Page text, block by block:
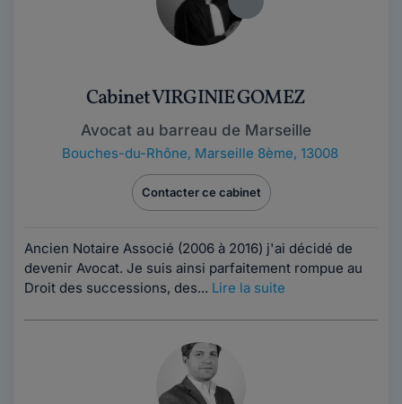
Cabinet VIRGINIE GOMEZ
Avocat au barreau de Marseille
Bouches-du-Rhône, Marseille 8ème, 13008
Contacter ce cabinet
Ancien Notaire Associé (2006 à 2016) j'ai décidé de
devenir Avocat. Je suis ainsi parfaitement rompue au
Droit des successions, des... Lire la suite